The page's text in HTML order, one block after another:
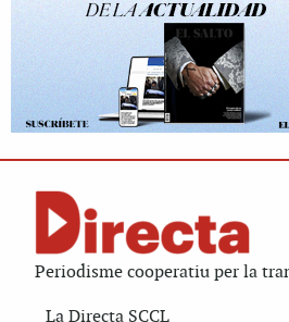
Periodisme cooperatiu per la
La Directa SCCL